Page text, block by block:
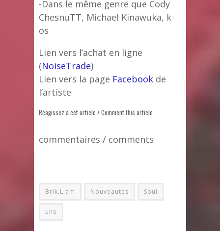
-Dans le même genre que Cody
ChesnuTT, Michael Kinawuka, k-
os
Lien vers l’achat en ligne
(NoiseTrade)
Lien vers la page Facebook de
l’artiste
Réagissez à cet article / Comment this article
commentaires / comments
Brik.Liam Nouveautés Soul
une